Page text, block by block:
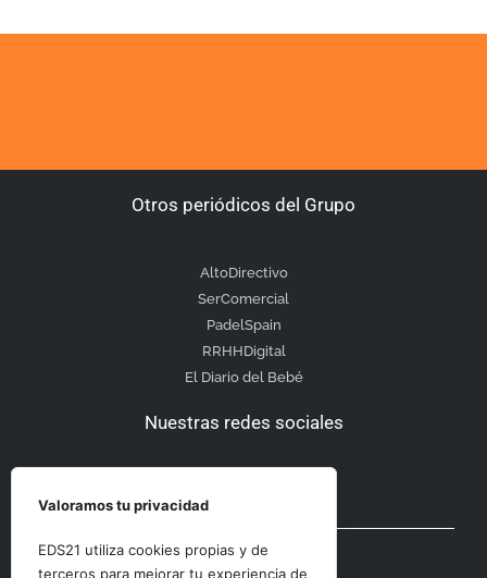
Otros periódicos del Grupo
AltoDirectivo
SerComercial
PadelSpain
RRHHDigital
El Diario del Bebé
Nuestras redes sociales
Otras secciones
Valoramos tu privacidad
EDS21 utiliza cookies propias y de
terceros para mejorar tu experiencia de